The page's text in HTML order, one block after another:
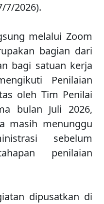
7/2026).
melalui Zoom
bagian dari
bagi satuan kerja
Penilaian
oleh Tim Penilai
bulan Juli 2026,
masih menunggu
sebelum
penilaian
dipusatkan di